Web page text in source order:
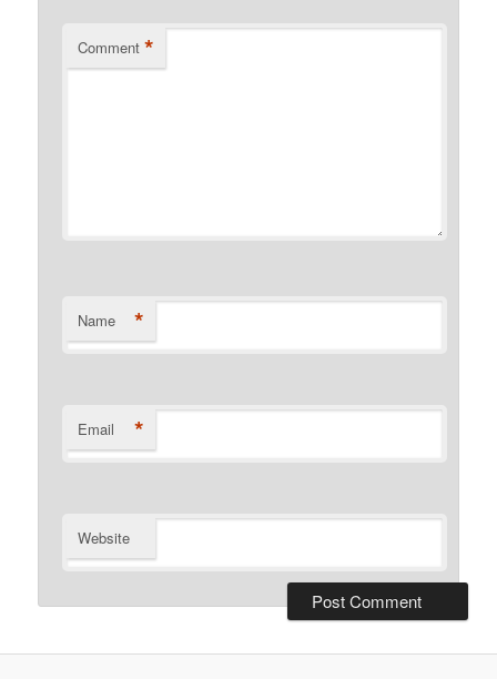
Comment *
Name *
Email *
Website